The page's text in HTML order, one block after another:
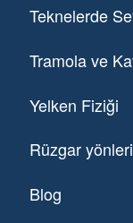
Teknelerde
Tramola ve
Yelken Fiziği
Rüzgar
Blog